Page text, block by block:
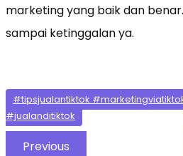
marketing yang baik dan
sampai ketinggalan ya.
#tipsjualantiktok
#jualanditiktok
Previous